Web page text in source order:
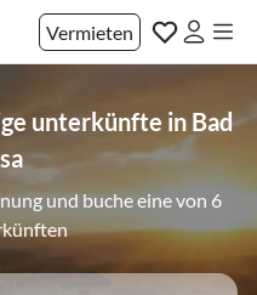
Vermieten
unterkünfte in Bad
und buche eine von 6